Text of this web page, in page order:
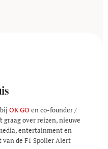
OK GO en co-founder /
graag over reizen, nieuwe
entertainment en
van de F1 Spoiler Alert